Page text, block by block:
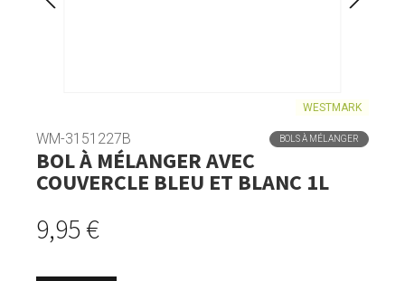
WESTMARK
WM-3151227B BOLS À MÉLANGER
BOL À MÉLANGER AVEC
COUVERCLE BLEU ET BLANC 1L
9,95 €